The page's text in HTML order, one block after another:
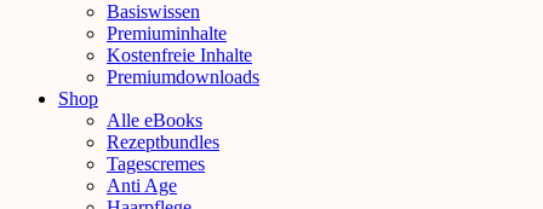
Basiswissen
Premiuminhalte
Kostenfreie Inhalte
Premiumdownloads
Shop
Alle eBooks
Rezeptbundles
Tagescremes
Anti Age